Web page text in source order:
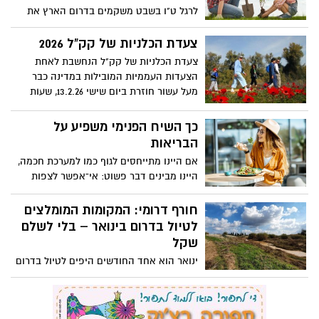
היינו מבינים דבר פשוט: אי־אפשר לצפות
וביקורת, קשה לבנות הרגלים בריאים ויציבים
לאורך זמן.
חורף דרומי: המקומות המומלצים
לטיול בדרום בינואר – בלי לשלם
שקל
ינואר הוא אחד החודשים היפים לטיול בדרום
נחלים זורמים ושקט שמחזיר את הטבע
למרכז. רגע לפני עומסי האביב – זה הזמן
לצאת לטיול, וגם בלי לפתוח את הארנק.
אירועי חנוכה של קק"ל
אירועי חנוכה בצפון הנגב והדרום